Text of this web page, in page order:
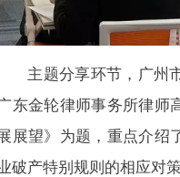
主题分享环节，广州
东金轮律师事务所律师
展望》为题，重点介绍
破产特别规则的相应对策